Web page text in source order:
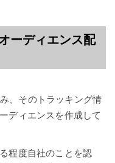
ーディエンス配
、そのトラッキング情
ディエンスを作成して
程度自社のことを認